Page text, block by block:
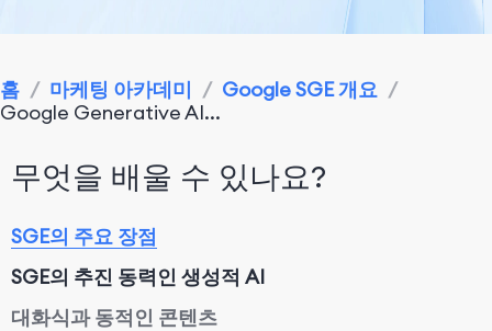
홈 / 마케팅 아카데미 / Google SGE 개요 /
Google Generative AI...
무엇을 배울 수 있나요?
SGE의 주요 장점
SGE의 추진 동력인 생성적 AI
대화식과 동적인 콘텐츠